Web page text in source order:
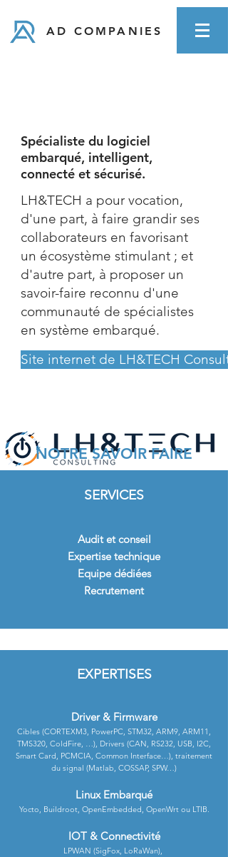
AD COMPANIES
Spécialiste du logiciel
embarqué, intelligent,
connecté et sécurisé.
LH&TECH a pour vocation,
d'une part, à faire grandir ses
collaborateurs en favorisant
un écosystème stimulant ; et
d'autre part, à proposer un
savoir-faire reconnu d'une
communauté de spécialistes
en système embarqué.
Site internet de LH&TECH
NOTRE SAVOIR FAIRE
SERVICES
Audit et conseil
Expertise technique
Equipe dédiées
Recrutement
EXPERTISES
Driver & Firmware
Cibles (CORTEXM3, PowerPC, STM32, ARM9, ARM11,
TMS320, ColdFire, …), Drivers (CAN, RS232, USB, I2C,
Smart Card, PCMCIA, Common Interface…), traitement
du signal (Matlab, COSSAP, SPW…)
Linux Embarqué
Yocto, Buildroot, OpenEmbedded, OpenWrt ou LTIB.
IOT & Connectivité
LPWAN (SigFox, LoRaWan),